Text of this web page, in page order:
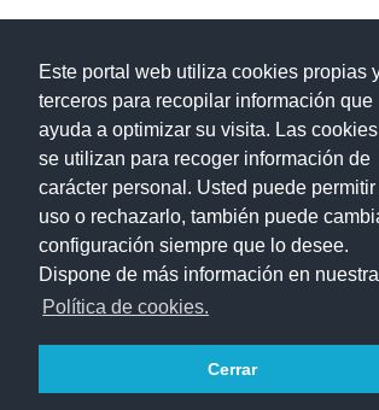
Este portal web utiliza cookies propias
terceros para recopilar información que
ayuda a optimizar su visita. Las
se utilizan para recoger información de
carácter personal. Usted puede permitir
uso o rechazarlo, también puede
configuración siempre que lo desee.
Dispone de más información en nuestra
Política de cookies.
Cerrar
CEO Hermano Pedro-Vilaflor
🎭 UN BROCHE DE
VUELTA A LOS